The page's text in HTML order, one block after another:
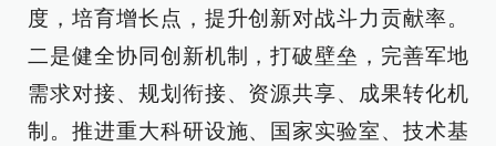
度，培育增长点，提升创新对战斗力贡献率。
二是健全协同创新机制，打破壁垒，完善军地
需求对接、规划衔接、资源共享、成果转化机
制。推进重大科研设施、国家实验室、技术基